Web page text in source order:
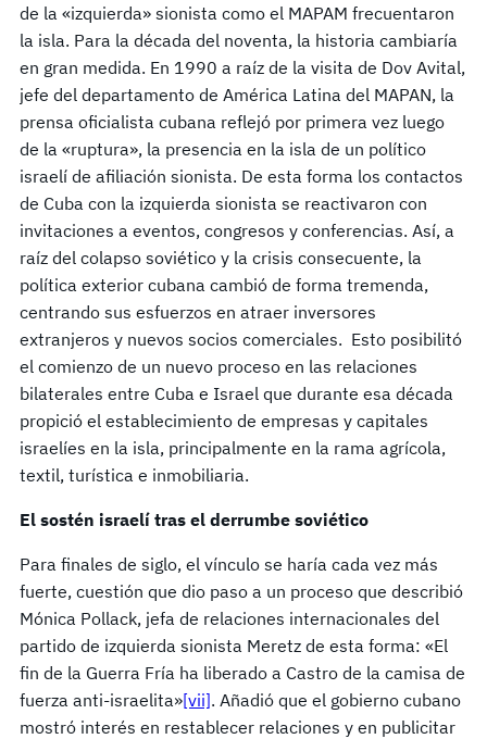
de la «izquierda» sionista como el MAPAM frecuentaron
la isla. Para la década del noventa, la historia cambiaría
en gran medida. En 1990 a raíz de la visita de Dov Avital,
jefe del departamento de América Latina del MAPAN, la
prensa oficialista cubana reflejó por primera vez luego
de la «ruptura», la presencia en la isla de un político
israelí de afiliación sionista. De esta forma los contactos
de Cuba con la izquierda sionista se reactivaron con
invitaciones a eventos, congresos y conferencias. Así, a
raíz del colapso soviético y la crisis consecuente, la
política exterior cubana cambió de forma tremenda,
centrando sus esfuerzos en atraer inversores
extranjeros y nuevos socios comerciales. Esto posibilitó
el comienzo de un nuevo proceso en las relaciones
bilaterales entre Cuba e Israel que durante esa década
propició el establecimiento de empresas y capitales
israelíes en la isla, principalmente en la rama agrícola,
textil, turística e inmobiliaria.
El sostén israelí tras el derrumbe soviético
Para finales de siglo, el vínculo se haría cada vez más
fuerte, cuestión que dio paso a un proceso que describió
Mónica Pollack, jefa de relaciones internacionales del
partido de izquierda sionista Meretz de esta forma: «El
fin de la Guerra Fría ha liberado a Castro de la camisa de
fuerza anti-israelita»[vii]. Añadió que el gobierno cubano
mostró interés en restablecer relaciones y en publicitar